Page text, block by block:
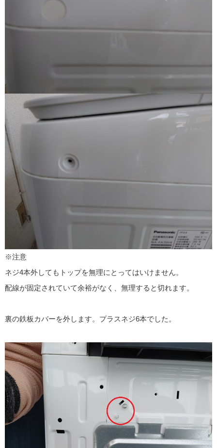
※注意
ネジ4本外してもトップを無理にとってはいけません。
配線が固定されていて余裕がなく、無理すると切れます。
裏の鉄板カバーを外します。プラスネジ6本でした。